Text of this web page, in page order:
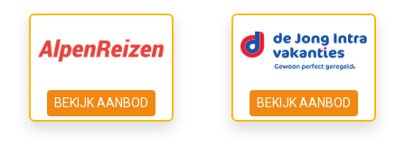
BEKIJK AANBOD BEKIJK AANBOD